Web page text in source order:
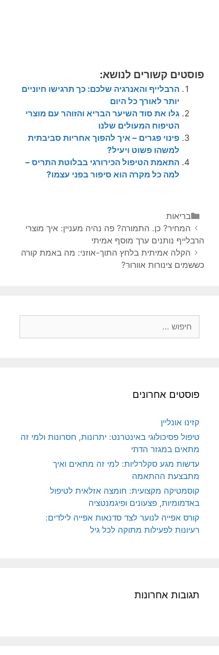
פוסטים קשורים לנושא:
הרבלייף והאנרגיה שלכם: כך תרגישו חיוניים
יותר לאורך כל היום
גלו את סוד השיער הבריא והזוהר עם מוצרי
הטיפוח המעולים שלנו
פינוי פגרים – איך להפוך אחריות סביבתית
למשהו פשוט ויעיל?
התאמת הטיפול הכירורגי בבלוטת התריס –
למה כל מקרה הוא סיפור בפני עצמו?
קטגוריות
בריאות
ניווט
פוסטים
המחיר? כן. התמורה? פה נהיה מעניין: איך מוצרי
הרבלייף נותנים ערך מוסף אמיתי
הקלה אמיתית בלחץ התוך-אוזני: מה באמת קורה
כששמים צינורות אוורור?
פוסטים אחרונים
קזינו אונליין
טיפול פסיכולוגי באינטרנט: יתרונות, חסרונות ולמי זה
מתאים במגזר הדתי
עדשות מגע סקלרליות: למי זה מתאים ואיך
מתבצעת ההתאמה
קוסמטיקה מקצועית: חומצה אזלאית לטיפול
באדמומיות, פצעונים ופיגמנטציה
קורס אפייה לנוער לצד סדנאות אפייה לילדים:
רעיונות לפעילות מתוקה לכל גיל
תגובות אחרונות